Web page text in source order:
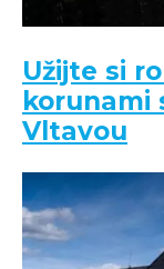
Užijte si
korunami
Vltavou